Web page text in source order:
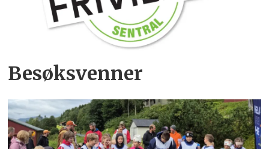
Besøksvenner